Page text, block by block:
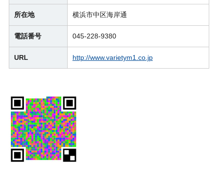
所在地 横浜市中区海岸通
電話番号 045-228-9380
URL http://www.varietym1.co.jp